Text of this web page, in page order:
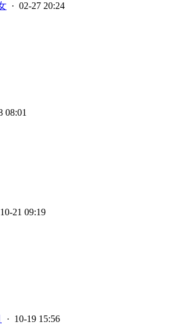
· 02-27 20:24
08:01
21 09:19
· 10-19 15:56